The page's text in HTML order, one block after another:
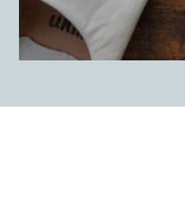
並び順